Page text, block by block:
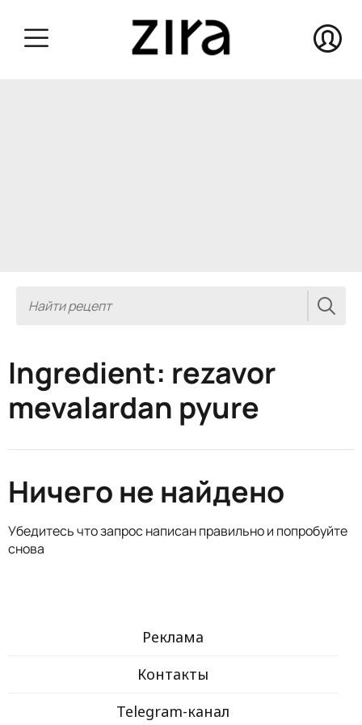
Ingredient: rezavor
mevalardan pyure
Ничего не найдено
Убедитесь что запрос написан правильно и попробуйте
снова
Реклама
Контакты
Telegram-канал